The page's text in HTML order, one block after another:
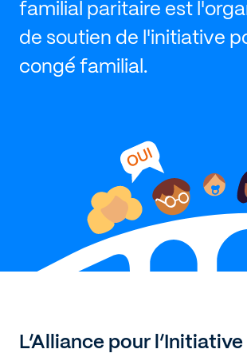
familial paritaire est
de soutien de l'initiative
congé familial.
L’Alliance pour